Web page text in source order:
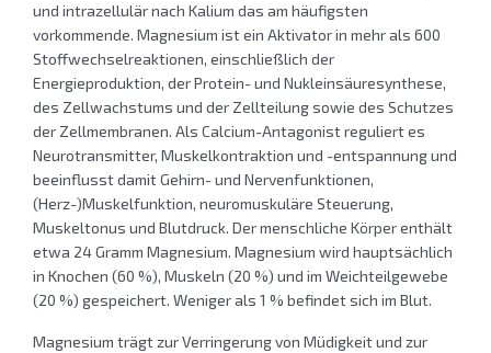
und intrazellulär nach Kalium das am häufigsten
vorkommende. Magnesium ist ein Aktivator in mehr als 600
Stoffwechselreaktionen, einschließlich der
Energieproduktion, der Protein- und Nukleinsäuresynthese,
des Zellwachstums und der Zellteilung sowie des Schutzes
der Zellmembranen. Als Calcium-Antagonist reguliert es
Neurotransmitter, Muskelkontraktion und -entspannung und
beeinflusst damit Gehirn- und Nervenfunktionen,
(Herz-)Muskelfunktion, neuromuskuläre Steuerung,
Muskeltonus und Blutdruck. Der menschliche Körper enthält
etwa 24 Gramm Magnesium. Magnesium wird hauptsächlich
in Knochen (60 %), Muskeln (20 %) und im Weichteilgewebe
(20 %) gespeichert. Weniger als 1 % befindet sich im Blut.
Magnesium trägt zur Verringerung von Müdigkeit und zur